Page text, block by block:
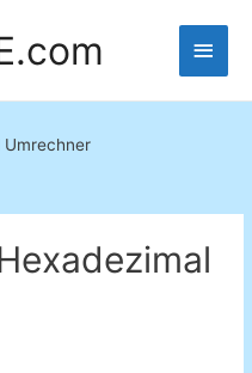
Main
Umrechner